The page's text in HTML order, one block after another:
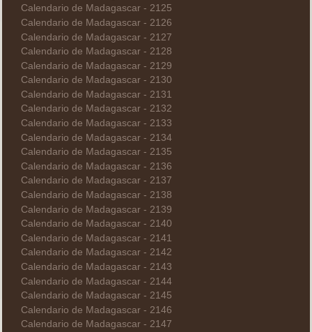
Calendario de Madagascar - 2125
Calendario de Madagascar - 2126
Calendario de Madagascar - 2127
Calendario de Madagascar - 2128
Calendario de Madagascar - 2129
Calendario de Madagascar - 2130
Calendario de Madagascar - 2131
Calendario de Madagascar - 2132
Calendario de Madagascar - 2133
Calendario de Madagascar - 2134
Calendario de Madagascar - 2135
Calendario de Madagascar - 2136
Calendario de Madagascar - 2137
Calendario de Madagascar - 2138
Calendario de Madagascar - 2139
Calendario de Madagascar - 2140
Calendario de Madagascar - 2141
Calendario de Madagascar - 2142
Calendario de Madagascar - 2143
Calendario de Madagascar - 2144
Calendario de Madagascar - 2145
Calendario de Madagascar - 2146
Calendario de Madagascar - 2147